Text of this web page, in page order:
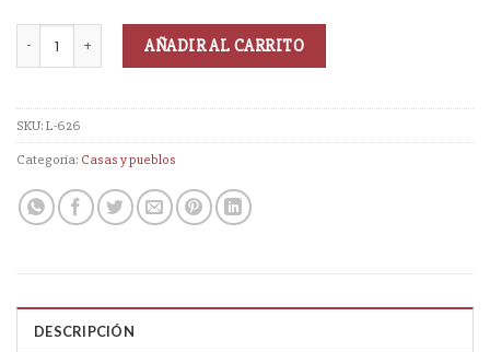
AÑADIR AL CARRITO
SKU:L-626
Categoría: Casas y pueblos
DESCRIPCIÓN